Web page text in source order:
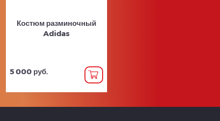
Костюм разминочный
Adidas
5 000 руб.